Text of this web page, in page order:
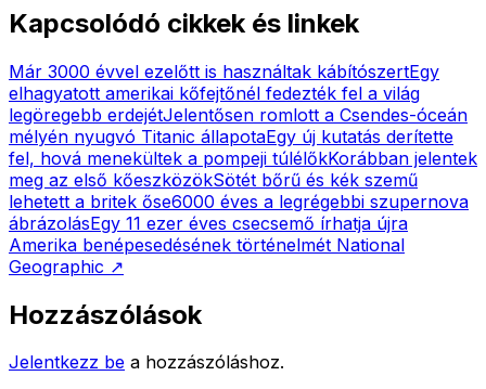
Kapcsolódó cikkek és linkek
Már 3000 évvel ezelőtt is használtak kábítószertEgy
elhagyatott amerikai kőfejtőnél fedezték fel a világ
legöregebb erdejétJelentősen romlott a Csendes-óceán
mélyén nyugvó Titanic állapotaEgy új kutatás derítette
fel, hová menekültek a pompeji túlélőkKorábban jelentek
meg az első kőeszközökSötét bőrű és kék szemű
lehetett a britek őse6000 éves a legrégebbi szupernova
ábrázolásEgy 11 ezer éves csecsemő írhatja újra
Amerika benépesedésének történelmét National
Geographic ↗
Hozzászólások
Jelentkezz be a hozzászóláshoz.